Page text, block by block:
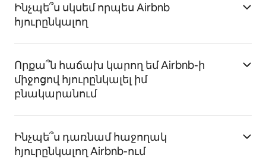
Ինչպե՞ս սկսեմ որպես Airbnb
հյուրընկալող
Որքա՞ն հաճախ կարող եմ Airbnb-ի
միջոցով հյուրընկալել իմ
բնակարանում
Ինչպե՞ս դառնամ հաջողակ
հյուրընկալող Airbnb-ում